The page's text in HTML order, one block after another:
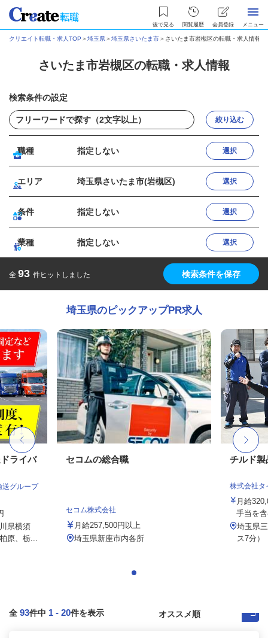
後で見る 閲覧履歴 会員登録 メニュー
クリエイト転職・求人TOP ＞埼玉県＞埼玉県さいたま市＞ さいたま市岩槻区の転職・求人情報
さいたま市岩槻区の転職・求人情報
検索条件の設定
絞り込む
職種 指定しない 選択
エリア 埼玉県さいたま市(岩槻区) 選択
条件 指定しない 選択
業種 指定しない 選択
全 93 件ヒットしました 検索条件を保存
埼玉県のピックアップPR求人
ライバ
送グループ
県横須
原、栃...
セコムの総合職
セコム株式会社
月給257,500円以上
埼玉県新座市内各所
チルド製
株式会社タ
月給
手当を
埼玉県
ス7分）
全 93件中 1 - 20件を表示